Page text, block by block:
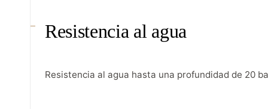
Resistencia al agua
Resistencia al agua hasta una profundidad de 20